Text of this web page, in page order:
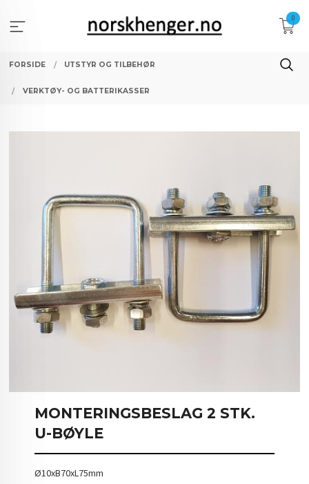
innholdet
0
FORSIDE UTSTYR OG TILBEHØR
VERKTØY- OG BATTERIKASSER
MONTERINGSBESLAG 2 STK.
U-BØYLE
Ø10xB70xL75mm